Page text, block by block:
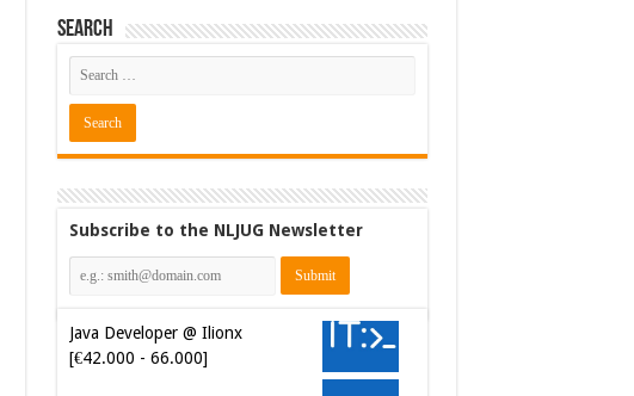
Search
Subscribe to the NLJUG Newsletter
Java Developer @ Ilionx
[€42.000 - 66.000]